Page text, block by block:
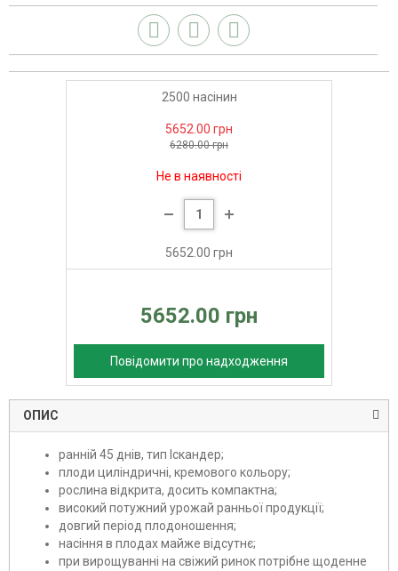
2500 насінин
5652.00 грн
6280.00 грн
Не в наявності
5652.00 грн
5652.00 грн
Повідомити про надходження
ОПИС
ранній 45 днів, тип Іскандер;
плоди циліндричні, кремового кольору;
рослина відкрита, досить компактна;
високий потужний урожай ранньої продукції;
довгий період плодоношення;
насіння в плодах майже відсутнє;
при вирощуванні на свіжий ринок потрібне щоденне